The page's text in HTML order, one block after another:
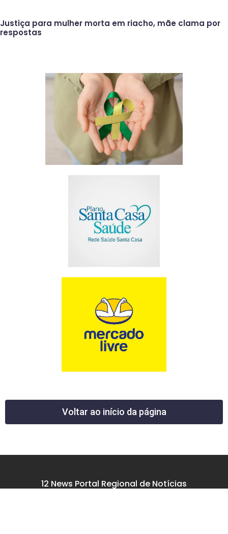
Justiça para mulher morta em riacho, mãe clama por
respostas
Voltar ao início da página
12 News Portal Regional de Notícias